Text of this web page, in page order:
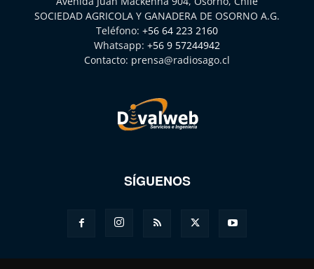
SOCIEDAD AGRICOLA Y GANADERA DE OSORNO A.G.
Teléfono: +56 64 223 2160
Whatsapp: +56 9 57244942
Contacto: prensa@radiosago.cl
SÍGUENOS